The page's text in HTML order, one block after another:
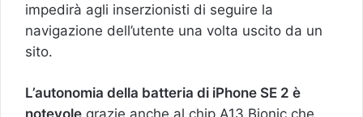
impedirà agli inserzionisti di seguire la
navigazione dell’utente una volta uscito da un
sito.
L’autonomia della batteria di iPhone SE 2 è
notevole grazie anche al chip A13 Bionic che